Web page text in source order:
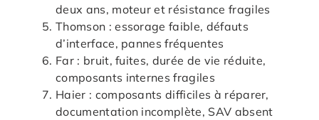
deux ans, moteur et résistance fragiles
Thomson : essorage faible, défauts
d’interface, pannes fréquentes
Far : bruit, fuites, durée de vie réduite,
composants internes fragiles
Haier : composants difficiles à réparer,
documentation incomplète, SAV absent